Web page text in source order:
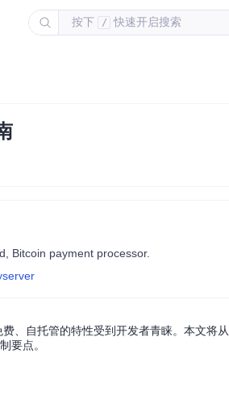
按下 / 快速开启搜索
Bitcoin payment processor.
、自托管的特性受到开发者青睐。本文将
要点。